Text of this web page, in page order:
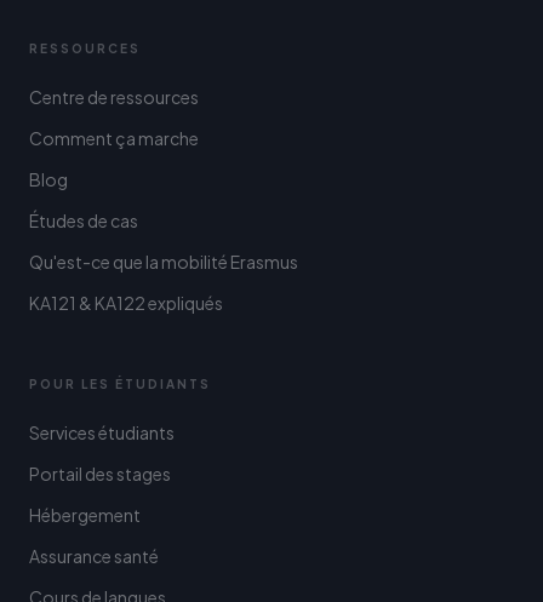
RESSOURCES
Centre de ressources
Comment ça marche
Blog
Études de cas
Qu'est-ce que la mobilité Erasmus
KA121 & KA122 expliqués
POUR LES ÉTUDIANTS
Services étudiants
Portail des stages
Hébergement
Assurance santé
Cours de langues